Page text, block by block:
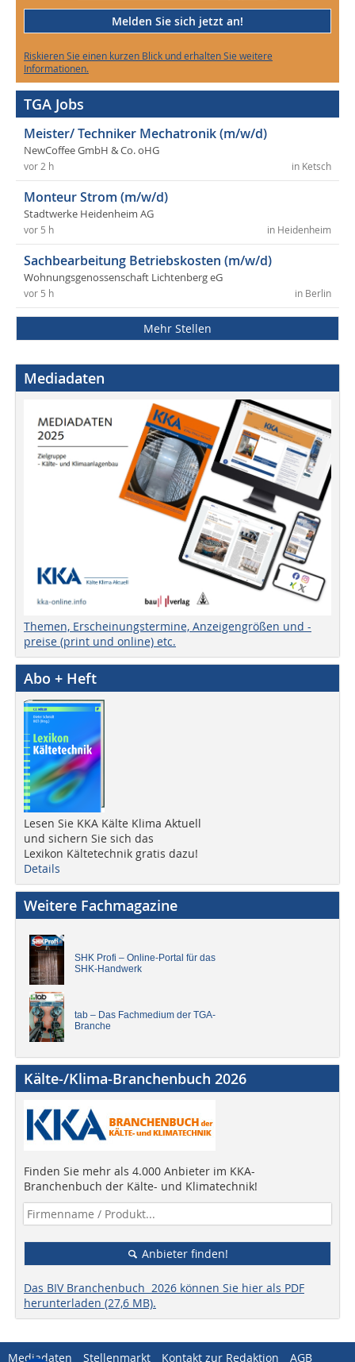
Melden Sie sich jetzt an!
Riskieren Sie einen kurzen Blick und erhalten Sie weitere
Informationen.
TGA Jobs
Meister/ Techniker Mechatronik (m/w/d)
NewCoffee GmbH & Co. oHG
in Ketsch
vor 2 h
Monteur Strom (m/w/d)
Stadtwerke Heidenheim AG
in Heidenheim
vor 5 h
Sachbearbeitung Betriebskosten (m/w/d)
Wohnungsgenossenschaft Lichtenberg eG
in Berlin
vor 5 h
Mehr Stellen
Mediadaten
Themen, Erscheinungstermine, Anzeigengrößen und -
preise (print und online) etc.
Abo + Heft
Lesen Sie KKA Kälte Klima Aktuell
und sichern Sie sich das
Lexikon Kältetechnik gratis dazu!
Details
Weitere Fachmagazine
SHK Profi – Online-Portal für das
SHK-Handwerk
tab – Das Fachmedium der TGA-
Branche
Kälte-/Klima-Branchenbuch 2026
Finden Sie mehr als 4.000 Anbieter im KKA-
Branchenbuch der Kälte- und Klimatechnik!
Anbieter finden!
Das BIV Branchenbuch 2026 können Sie hier als PDF
herunterladen (27,6 MB).
Mediadaten Stellenmarkt Kontakt zur Redaktion AGB